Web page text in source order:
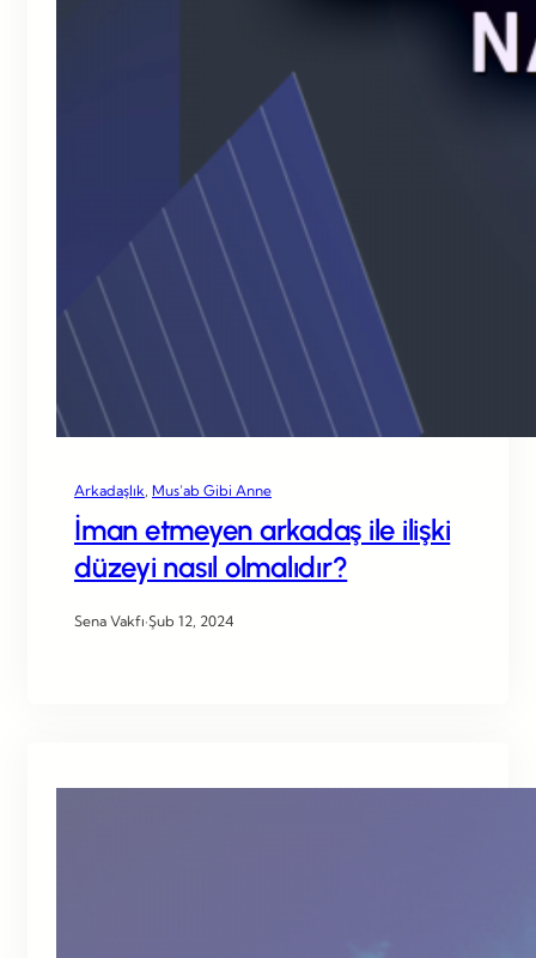
Arkadaşlık Mus’ab Gibi Anne
İman etmeyen arkadaş ile ilişki
düzeyi nasıl olmalıdır?
Sena Vakfı·Şub 12, 2024